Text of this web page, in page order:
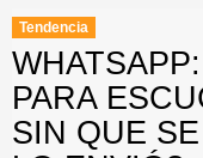
Tendencia
PARA
SIN QUE